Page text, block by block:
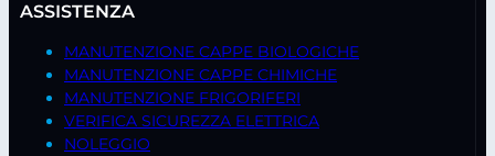
ASSISTENZA
MANUTENZIONE CAPPE BIOLOGICHE
MANUTENZIONE CAPPE CHIMICHE
MANUTENZIONE FRIGORIFERI
VERIFICA SICUREZZA ELETTRICA
NOLEGGIO